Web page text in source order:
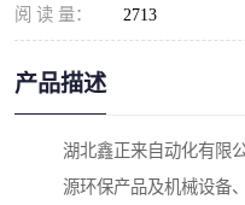
阅 读 量： 2713
产品描述
湖北鑫正来自动化有限
源环保产品及机械设备